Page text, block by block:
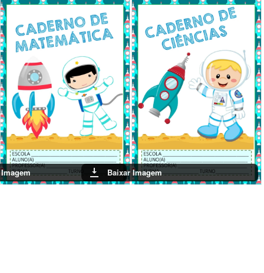
Baixar Imagem